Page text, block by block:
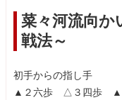
する古くて新
力が必要となり
菜々河流向
戦法～
初手からの指し手
▲２六歩 △３四歩 ▲